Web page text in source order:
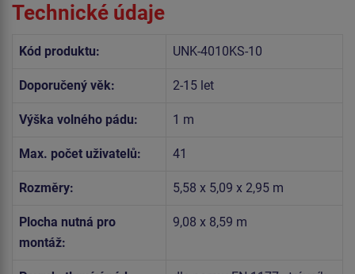
Technické údaje
Kód produktu: UNK-4010KS-10
Doporučený věk: 2-15 let
Výška volného pádu: 1 m
Max. počet uživatelů: 41
Rozměry: 5,58 x 5,09 x 2,95 m
Plocha nutná pro
montáž:
9,08 x 8,59 m